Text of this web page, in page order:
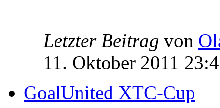
Letzter Beitrag von
11. Oktober 2011
GoalUnited XTC-Cup